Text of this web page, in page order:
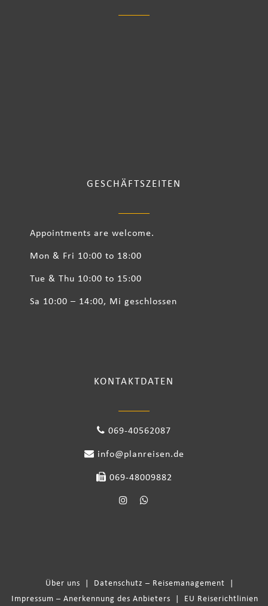
GESCHÄFTSZEITEN
Appointments are welcome.
Mon & Fri 10:00 to 18:00
Tue & Thu 10:00 to 15:00
Sa 10:00 – 14:00, Mi geschlossen
KONTAKTDATEN
069-40562087
info@planreisen.de
069-48009882
Über uns Datenschutz – Reisemanagement
Impressum – Anerkennung des Anbieters
EU Reiserichtlinien